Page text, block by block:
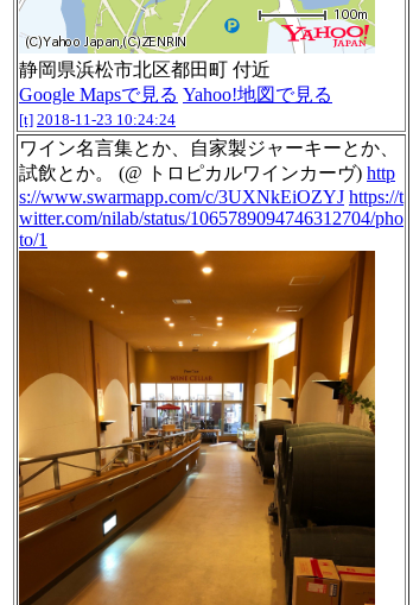
静岡県浜松市北区都田町 付近
Google Mapsで見る Yahoo!地図で見る
[t] 2018-11-23 10:24:24
ワイン名言集とか、自家製ジャーキーとか、
試飲とか。 (@ トロピカルワインカーヴ) http
s://www.swarmapp.com/c/3UXNkEiOZYJ https://t
witter.com/nilab/status/1065789094746312704/pho
to/1